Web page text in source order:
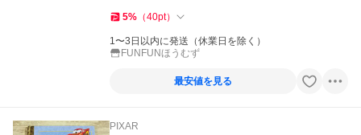
5% （40pt）
1〜3日以内に発送（休業日を除く）
FUNFUNほうむず
最安値を見る
PIXAR